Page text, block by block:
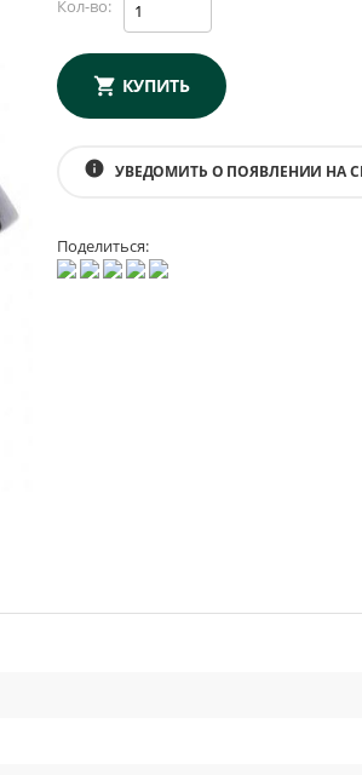
Кол-во:
КУПИТЬ
info УВЕДОМИТЬ О ПОЯВЛЕНИИ НА
Поделиться: